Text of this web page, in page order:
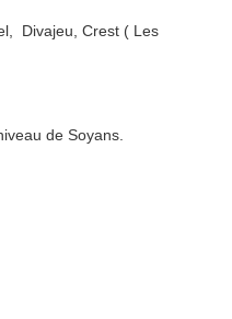
Divajeu, Crest ( Les
de Soyans.